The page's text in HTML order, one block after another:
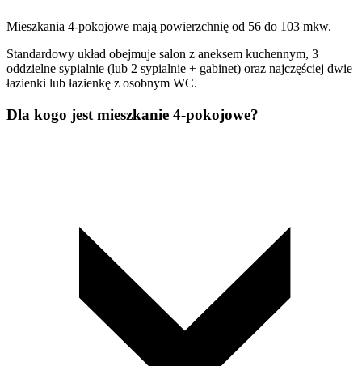
Mieszkania 4-pokojowe mają powierzchnię od 56 do 103 mkw.
Standardowy układ obejmuje salon z aneksem kuchennym, 3
oddzielne sypialnie (lub 2 sypialnie + gabinet) oraz najczęściej dwie
łazienki lub łazienkę z osobnym WC.
Dla kogo jest mieszkanie 4-pokojowe?